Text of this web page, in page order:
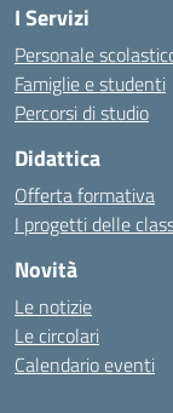
I Servizi
Personale
Famiglie e studenti
Percorsi di studio
Didattica
Offerta formativa
I progetti delle
Novità
Le notizie
Le circolari
Calendario eventi